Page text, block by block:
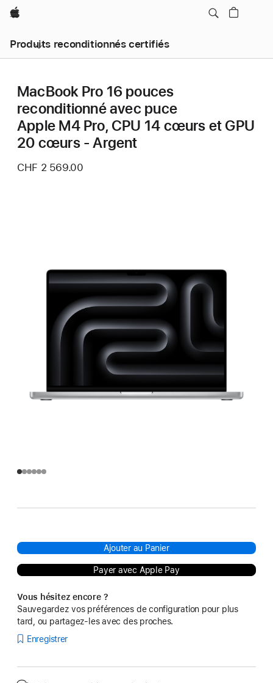
Apple
Produits reconditionnés certifiés
MacBook Pro 16 pouces
reconditionné avec puce
Apple M4 Pro, CPU 14 cœurs et GPU
20 cœurs - Argent
CHF 2 569.00
Ajouter au Panier
Payer avec Apple Pay
Vous hésitez encore ?
Sauvegardez vos préférences de configuration pour plus
tard, ou partagez-les avec des proches.
Enregistrer